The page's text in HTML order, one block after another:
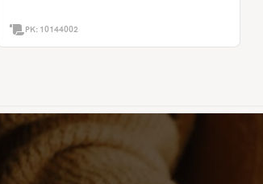
PK: 10144002